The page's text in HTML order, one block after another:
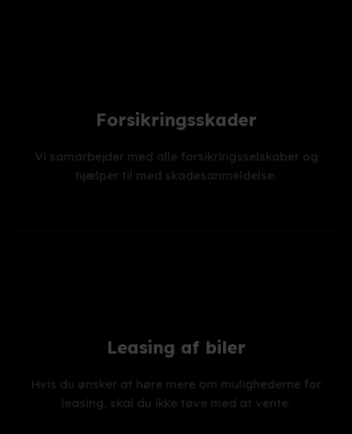
Forsikringsskader
Vi samarbejder med alle forsikringsselskaber og
hjælper til med skadesanmeldelse.
Leasing af biler
Hvis du ønsker at høre mere om mulighederne for
leasing, skal du ikke tøve med at vente.